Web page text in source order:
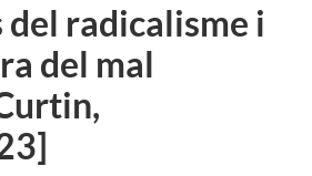
del radicalisme i
del mal